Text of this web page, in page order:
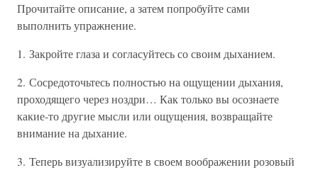
Прочитайте описание, а затем попробуйте сами
выполнить упражнение.
1. Закройте глаза и согласуйтесь со своим дыханием.
2. Сосредоточьтесь полностью на ощущении дыхания,
проходящего через ноздри… Как только вы осознаете
какие-то другие мысли или ощущения, возвращайте
внимание на дыхание.
3. Теперь визуализируйте в своем воображении розовый